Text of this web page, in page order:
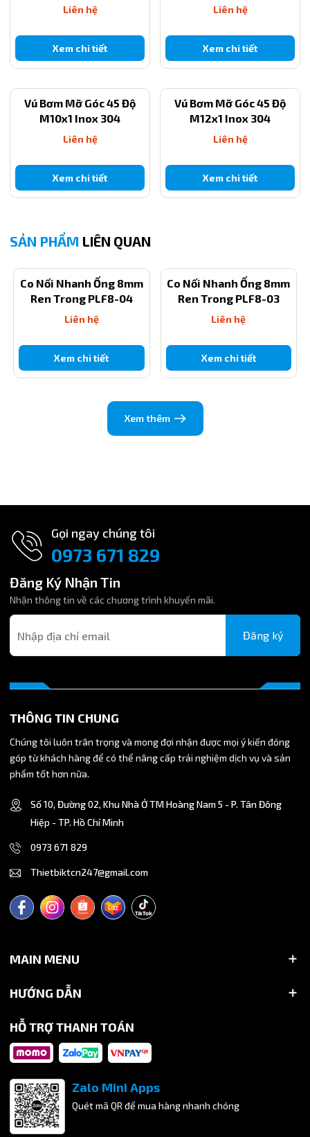
Liên hệ
Xem chi tiết
Liên hệ
Xem chi tiết
Vú Bơm Mỡ Góc 45 Độ
M10x1 Inox 304
Liên hệ
Xem chi tiết
Vú Bơm Mỡ Góc 45 Độ
M12x1 Inox 304
Liên hệ
Xem chi tiết
SẢN PHẨM LIÊN QUAN
Co Nối Nhanh Ống 8mm
Ren Trong PLF8-04
Liên hệ
Xem chi tiết
Co Nối Nhanh Ống 8mm
Ren Trong PLF8-03
Liên hệ
Xem chi tiết
Xem thêm
Gọi ngay chúng tôi
0973 671 829
Đăng Ký Nhận Tin
Nhận thông tin về các chương trình khuyến mãi.
Đăng ký
THÔNG TIN CHUNG
Chúng tôi luôn trân trọng và mong đợi nhận được mọi ý kiến đóng
góp từ khách hàng để có thể nâng cấp trải nghiệm dịch vụ và sản
phẩm tốt hơn nữa.
Số 10, Đường 02, Khu Nhà Ở TM Hoàng Nam 5 - P. Tân Đông
Hiệp - TP. Hồ Chí Minh
0973 671 829
Thietbiktcn247@gmail.com
MAIN MENU
HƯỚNG DẪN
HỖ TRỢ THANH TOÁN
Zalo Mini Apps
Quét mã QR để mua hàng nhanh chóng